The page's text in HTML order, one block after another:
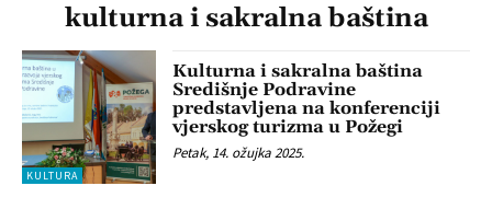
kulturna i sakralna baština
KULTURA
Kulturna i sakralna baština
Središnje Podravine
predstavljena na konferenciji
vjerskog turizma u Požegi
Petak, 14. ožujka 2025.